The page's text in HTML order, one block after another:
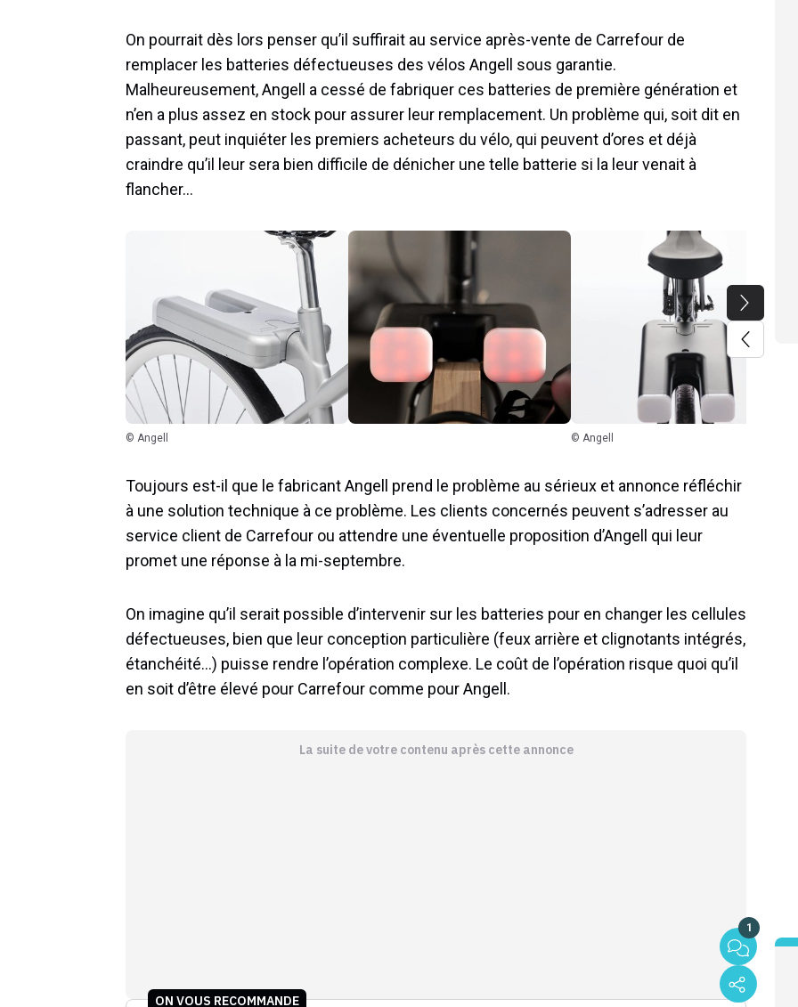
On pourrait dès lors penser qu’il suffirait au service après-vente de Carrefour de
remplacer les batteries défectueuses des vélos Angell sous garantie.
Malheureusement, Angell a cessé de fabriquer ces batteries de première génération et
n’en a plus assez en stock pour assurer leur remplacement. Un problème qui, soit dit en
passant, peut inquiéter les premiers acheteurs du vélo, qui peuvent d’ores et déjà
craindre qu’il leur sera bien difficile de dénicher une telle batterie si la leur venait à
flancher…
© Angell © Angell
Toujours est-il que le fabricant Angell prend le problème au sérieux et annonce réfléchir
à une solution technique à ce problème. Les clients concernés peuvent s’adresser au
service client de Carrefour ou attendre une éventuelle proposition d’Angell qui leur
promet une réponse à la mi-septembre.
On imagine qu’il serait possible d’intervenir sur les batteries pour en changer les cellules
défectueuses, bien que leur conception particulière (feux arrière et clignotants intégrés,
étanchéité…) puisse rendre l’opération complexe. Le coût de l’opération risque quoi qu’il
en soit d’être élevé pour Carrefour comme pour Angell.
La suite de votre contenu après cette annonce
1
ON VOUS RECOMMANDE